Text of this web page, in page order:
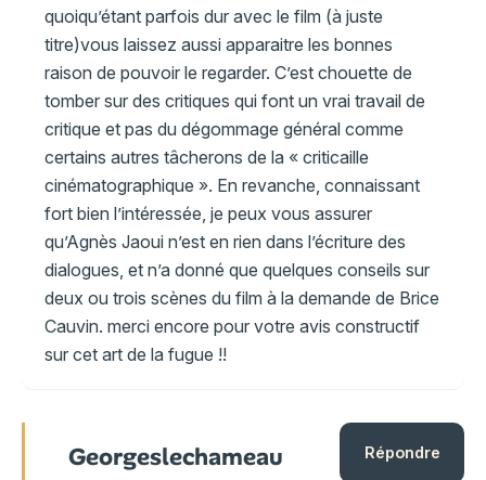
quoiqu’étant parfois dur avec le film (à juste
titre)vous laissez aussi apparaitre les bonnes
raison de pouvoir le regarder. C’est chouette de
tomber sur des critiques qui font un vrai travail de
critique et pas du dégommage général comme
certains autres tâcherons de la « criticaille
cinématographique ». En revanche, connaissant
fort bien l’intéressée, je peux vous assurer
qu’Agnès Jaoui n’est en rien dans l’écriture des
dialogues, et n’a donné que quelques conseils sur
deux ou trois scènes du film à la demande de Brice
Cauvin. merci encore pour votre avis constructif
sur cet art de la fugue !!
Georgeslechameau Répondre